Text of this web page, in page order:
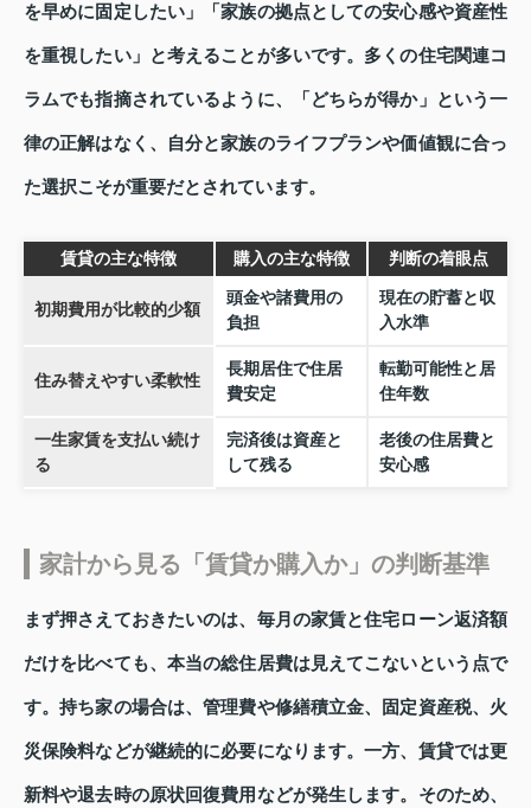
を早めに固定したい」「家族の拠点としての安心感や資産性
を重視したい」と考えることが多いです。多くの住宅関連コ
ラムでも指摘されているように、「どちらが得か」という一
律の正解はなく、自分と家族のライフプランや価値観に合っ
た選択こそが重要だとされています。
賃貸の主な特徴 購入の主な特徴 判断の着眼点
初期費用が比較的少額
頭金や諸費用の
負担
現在の貯蓄と収
入水準
住み替えやすい柔軟性
長期居住で住居
費安定
転勤可能性と居
住年数
一生家賃を支払い続け
る
完済後は資産と
して残る
老後の住居費と
安心感
家計から見る「賃貸か購入か」の判断基準
まず押さえておきたいのは、毎月の家賃と住宅ローン返済額
だけを比べても、本当の総住居費は見えてこないという点で
す。持ち家の場合は、管理費や修繕積立金、固定資産税、火
災保険料などが継続的に必要になります。一方、賃貸では更
新料や退去時の原状回復費用などが発生します。そのため、